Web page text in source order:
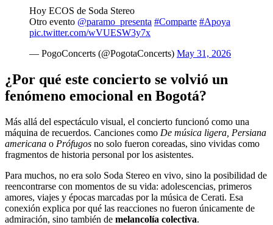
Hoy ECOS de Soda Stereo
Otro evento @paramo_presenta #Comparte #Apoya
pic.twitter.com/wVUESW3y7x
— PogoConcerts (@PogotaConcerts) May 31, 2026
¿Por qué este concierto se volvió un
fenómeno emocional en Bogotá?
Más allá del espectáculo visual, el concierto funcionó como una
máquina de recuerdos. Canciones como De música ligera, Persiana
americana o Prófugos no solo fueron coreadas, sino vividas como
fragmentos de historia personal por los asistentes.
Para muchos, no era solo Soda Stereo en vivo, sino la posibilidad de
reencontrarse con momentos de su vida: adolescencias, primeros
amores, viajes y épocas marcadas por la música de Cerati. Esa
conexión explica por qué las reacciones no fueron únicamente de
admiración, sino también de melancolía colectiva.